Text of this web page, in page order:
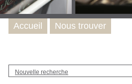
Nouvelle recherche
Accueil Nous trouver